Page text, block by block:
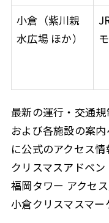
小倉（紫川親
水広場 ほか）
最新の運行・交通
および各施設の案
に公式のアクセス
クリスマスアドベ
福岡タワー アクセ
小倉クリスマスマー